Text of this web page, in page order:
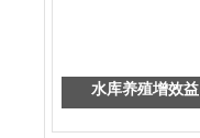
水库养殖增效益